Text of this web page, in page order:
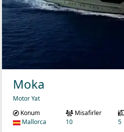
Moka
Motor Yat
Konum
Mallorca
Misafirler
10
5